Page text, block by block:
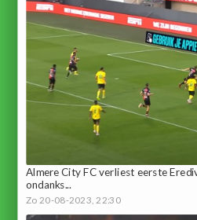
Almere City FC verliest eerste
ondanks...
Zo 20-08-2023, 22:30